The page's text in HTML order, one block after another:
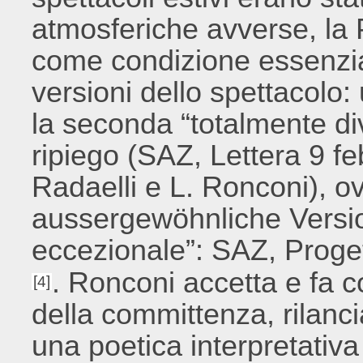
atmosferiche avverse, la
come condizione
versioni dello spettacolo:
la seconda “totalmente
ripiego (SAZ, Lettera 9
Radaelli e L. Ronconi),
aussergewöhnliche
eccezionale”: SAZ,
[4] . Ronconi accetta e fa
della committenza,
una poetica